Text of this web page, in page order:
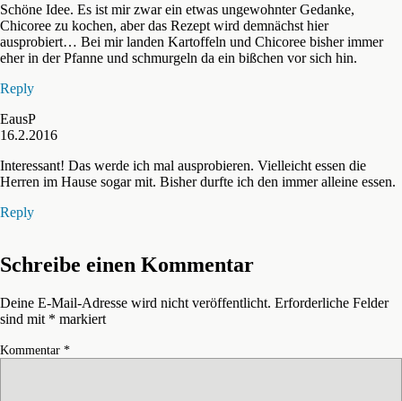
Schöne Idee. Es ist mir zwar ein etwas ungewohnter Gedanke,
Chicoree zu kochen, aber das Rezept wird demnächst hier
ausprobiert… Bei mir landen Kartoffeln und Chicoree bisher immer
eher in der Pfanne und schmurgeln da ein bißchen vor sich hin.
Reply
EausP
16.2.2016
Interessant! Das werde ich mal ausprobieren. Vielleicht essen die
Herren im Hause sogar mit. Bisher durfte ich den immer alleine essen.
Reply
Schreibe einen Kommentar
Deine E-Mail-Adresse wird nicht veröffentlicht. Erforderliche Felder
sind mit * markiert
Kommentar *